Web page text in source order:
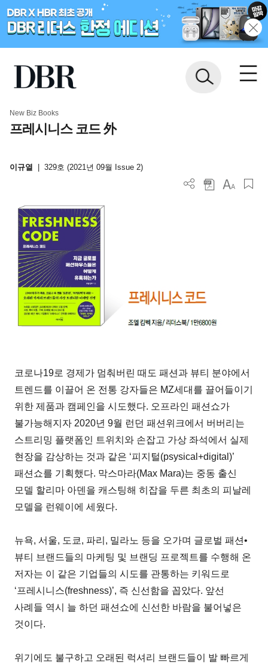
New Biz Books
프레시니스 코드 外
이규열 329호 (2021년 09월 Issue 2)
코로나19로 경제가 멈춰버린 때도 패션과 뷰티 분야에서
트렌드를 이끌어 온 전통 강자들은 MZ세대를 끌어들이기
위한 제품과 캠페인을 시도했다. 오프라인 패션쇼가
불가능해지자 2020년 9월 런던 패션위크에서 버버리는
스트리밍 플랫폼인 트위치와 손잡고 가상 좌석에서 실제
현장을 감상하는 것과 같은 ‘피지털(psysical+digital)’
패션쇼를 기획했다. 막스마라(Max Mara)는 중동 출신
모델 할리마 아덴을 캐스팅해 히잡을 두른 최초의 피날레
모델을 런웨이에 세웠다.
뉴욕, 서울, 도쿄, 파리, 밀라노 등을 오가며 글로벌 패션•
뷰티 브랜드들의 마케팅 및 브랜딩 프로젝트를 수행해 온
저자는 이 같은 기업들의 시도를 관통하는 키워드로
‘프레시니스(freshness)’, 즉 신선함을 꼽았다. 앞선
사례들 역시 늘 하던 패션쇼에 신선한 바람을 불어넣은
것이다.
위기에도 불구하고 오래된 럭셔리 브랜드들이 발 빠르게